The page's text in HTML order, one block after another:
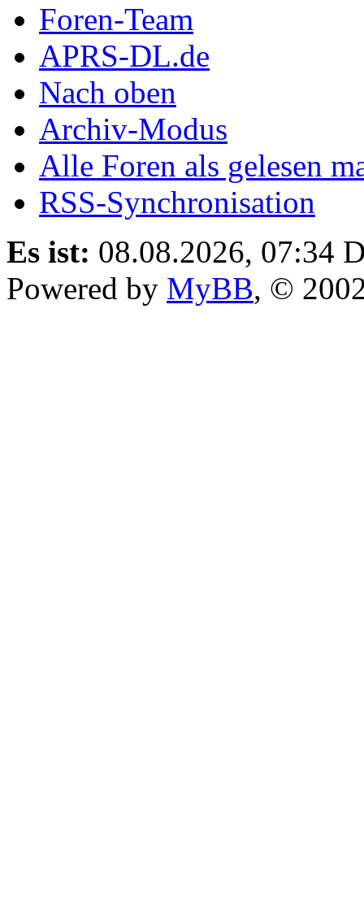
Foren-Team
APRS-DL.de
Nach oben
Archiv-Modus
Alle Foren als gelesen
RSS-Synchronisation
Es ist: 08.08.2026, 07:34
Powered by MyBB, ©